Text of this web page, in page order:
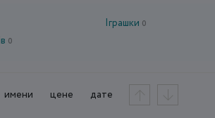
Іграшки 0
0
имени цене дате